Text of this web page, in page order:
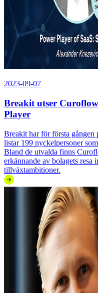
2023-09-07
Breakit utser
Player
Breakit har för första gången
listar 199 nyckelpersoner
Bland de utvalda finns
erkännande av bolagets resa
tillväxtambitioner.